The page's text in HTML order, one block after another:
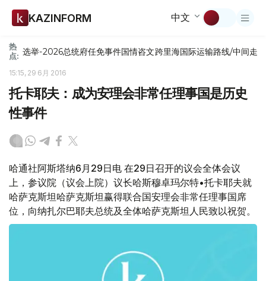
KAZINFORM 中文
热
点: 选举-2026总统府任免事件国情咨文跨里海国际运输路线/中间走廊
15:15, 29 6月 2016
托卡耶夫：成为安理会非常任理事国是历史
性事件
哈通社阿斯塔纳6月29日电 在29日召开的议会全体会议
上，参议院（议会上院）议长哈斯穆卓玛尔特•托卡耶夫就
哈萨克斯坦哈萨克斯坦赢得联合国安理会非常任理事国席
位，向纳扎尔巴耶夫总统及全体哈萨克斯坦人民致以祝贺。